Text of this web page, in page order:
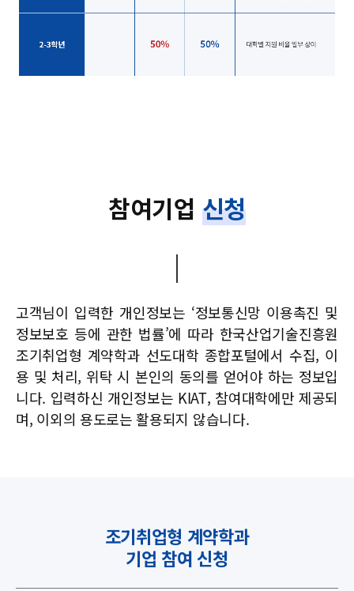
참여기업 신청
고객님이 입력한 개인정보는 ‘정보통신망 이용촉진 및
정보보호 등에 관한 법률’에 따라 한국산업기술진흥원
조기취업형 계약학과 선도대학 종합포털에서 수집, 이
용 및 처리, 위탁 시 본인의 동의를 얻어야 하는 정보입
니다. 입력하신 개인정보는 KIAT, 참여대학에만 제공되
며, 이외의 용도로는 활용되지 않습니다.
조기취업형 계약학과
기업 참여 신청